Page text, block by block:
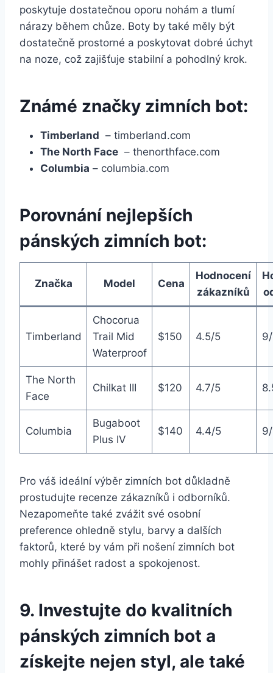
poskytuje ⁢dostatečnou oporu⁢ nohám ⁢a tlumí
nárazy během chůze. Boty by také ‌měly být
dostatečně prostorné ‌a⁣ poskytovat dobré úchyt
na noze, což zajišťuje stabilní a pohodlný krok.
Známé ‍značky zimních bot:
Timberland ‍ – timberland.com
The⁤ North Face ⁣ – thenorthface.com
Columbia – columbia.com
Porovnání⁤ nejlepších
⁢pánských zimních bot:
Značka Model Cena
Hodnocení⁣
zákazníků
Timberland
Chocorua
‌Trail Mid
Waterproof
$150 4.5/5
The North
Face
Chilkat⁣ III $120 4.7/5
Columbia
Bugaboot
Plus ⁢IV
$140 4.4/5
Pro váš⁣ ideální výběr⁣ zimních bot důkladně
prostudujte recenze⁤ zákazníků i odborníků.
⁤Nezapomeňte také‌ zvážit ‌své osobní
preference ohledně stylu, ⁣barvy a​ dalších
‍faktorů, které by vám ⁤při nošení zimních bot ​
mohly přinášet radost a⁤ spokojenost.
9. Investujte do kvalitních
pánských zimních bot a
získejte nejen styl, ale také